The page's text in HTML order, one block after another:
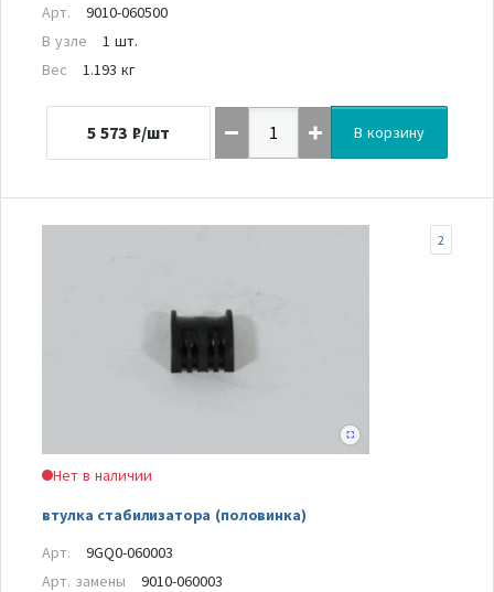
Арт.
9010-060500
В узле
1 шт.
Вес
1.193 кг
5 573 ₽/шт В корзину
Нет в наличии
втулка стабилизатора (половинка)
2
Арт.
9GQ0-060003
Арт. замены
9010-060003